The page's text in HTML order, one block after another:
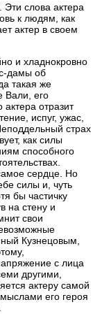
слова актера
к людям, как
актер в своем
и хладнокровно
дамы об
такая же
Вали, его
отразит
испуг, ужас,
страх
как силы
способного
сердце. Но
силы и, чуть
бы частичку
на стену и
свои
Кузнецовым,
с лица
другими,
актеру самой
его героя